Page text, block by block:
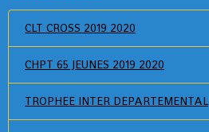
CLT CROSS 2019 2020
CHPT 65 JEUNES 2019 2020
TROPHEE INTER DEPARTEMENTAL